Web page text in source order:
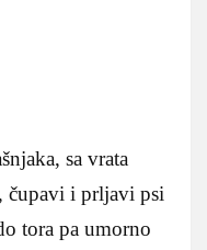
sa vrata
čupavi i prljavi psi
tora pa umorno